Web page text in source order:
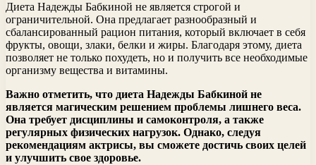
Диета Надежды Бабкиной не является строгой и
ограничительной. Она предлагает разнообразный и
сбалансированный рацион питания, который включает в себя
фрукты, овощи, злаки, белки и жиры. Благодаря этому, диета
позволяет не только похудеть, но и получить все необходимые
организму вещества и витамины.
Важно отметить, что диета Надежды Бабкиной не
является магическим решением проблемы лишнего веса.
Она требует дисциплины и самоконтроля, а также
регулярных физических нагрузок. Однако, следуя
рекомендациям актрисы, вы сможете достичь своих целей
и улучшить свое здоровье.